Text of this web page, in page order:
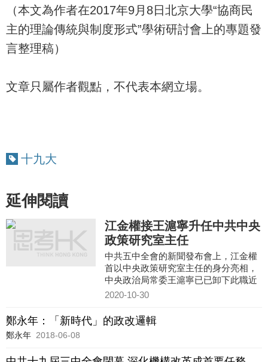
（本文為作者在2017年9月8日北京大學“協商民
主的理論傳統與制度形式”學術研討會上的專題發
言整理稿）
文章只屬作者觀點，不代表本網立場。
十九大
延伸閱讀
江金權接王滬寧升任中共中央
政策研究室主任
中共五中全會的新聞發布會上，江金權
首以中央政策研究室主任的身分亮相，
中央政治局常委王滬寧已已卸下此職近
18年，終於有人升任。中央政策研究室
2020-10-30
鄭永年：「新時代」的政改邏輯
鄭永年 2018-06-08